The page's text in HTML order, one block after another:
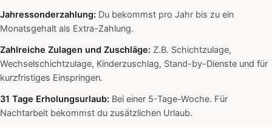
Jahressonderzahlung: Du bekommst pro Jahr bis zu ein
Monatsgehalt als Extra-Zahlung.
Zahlreiche Zulagen und Zuschläge: Z.B. Schichtzulage,
Wechselschichtzulage, Kinderzuschlag, Stand-by-Dienste und für
kurzfristiges Einspringen.
31 Tage Erholungsurlaub: Bei einer 5-Tage-Woche. Für
Nachtarbeit bekommst du zusätzlichen Urlaub.